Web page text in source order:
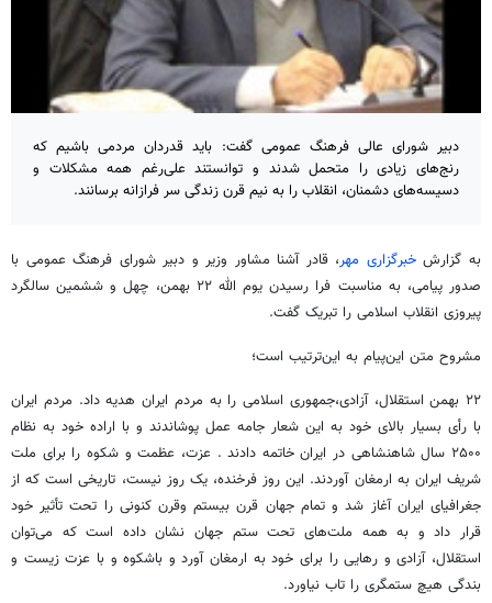
دبیر شورای عالی فرهنگ عمومی گفت: باید قدردان مردمی باشیم که
رنج‌های زیادی را متحمل شدند و توانستند علی‌رغم همه مشکلات و
دسیسه‌های دشمنان، انقلاب را به نیم قرن زندگی سر فرازانه برسانند.
به گزارشخبرگزاری مهر، قادر آشنا مشاور وزیر و دبیر شورای فرهنگ عمومی با
صدور پیامی، به مناسبت فرا رسیدن یوم الله ۲۲ بهمن، چهل و ششمین سالگرد
پیروزی انقلاب اسلامی را تبریک گفت.
مشروح متن این‌پیام به این‌ترتیب است؛
۲۲ بهمن استقلال، آزادی،جمهوری اسلامی را به مردم ایران هدیه داد. مردم ایران
با رأی بسیار بالای خود به این شعار جامه عمل پوشاندند و با اراده خود به نظام
۲۵۰۰ سال شاهنشاهی در ایران خاتمه دادند . عزت، عظمت و شکوه را برای ملت
شریف ایران به ارمغان آوردند. این روز فرخنده، یک روز نیست، تاریخی است که از
جغرافیای ایران آغاز شد و تمام جهان قرن بیستم وقرن کنونی را تحت تأثیر خود
قرار داد و به همه ملت‌های تحت ستم جهان نشان داده است که می‎‌توان
استقلال، آزادی و رهایی را برای خود به ارمغان آورد و باشکوه و با عزت زیست و
بندگی هیچ ستمگری را تاب نیاورد.